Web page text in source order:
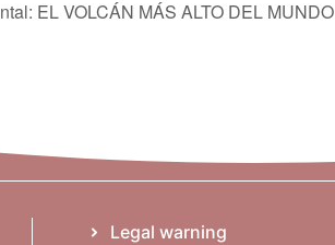
EL VOLCÁN MÁS ALTO DEL MUNDO
Legal warning